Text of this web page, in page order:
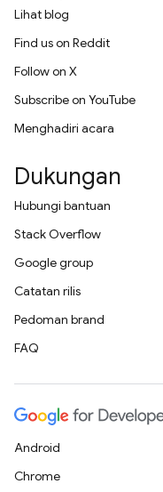
Lihat blog
Find us on Reddit
Follow on X
Subscribe on YouTube
Menghadiri acara
Dukungan
Hubungi bantuan
Stack Overflow
Google group
Catatan rilis
Pedoman brand
FAQ
Android
Chrome